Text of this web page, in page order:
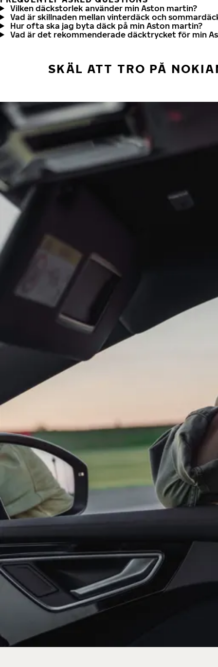
Vilken däckstorlek använder min Aston martin?
Vad är skillnaden mellan vinterdäck och
Hur ofta ska jag byta däck på min Aston martin?
Vad är det rekommenderade däcktrycket för min
SKÄL ATT TRO PÅ